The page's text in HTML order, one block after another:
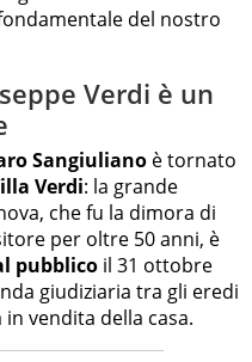
del nostro
Verdi è un
Sangiuliano è tornato
Verdi: la grande
che fu la dimora di
per oltre 50 anni, è
pubblico il 31 ottobre
giudiziaria tra gli eredi
vendita della casa.